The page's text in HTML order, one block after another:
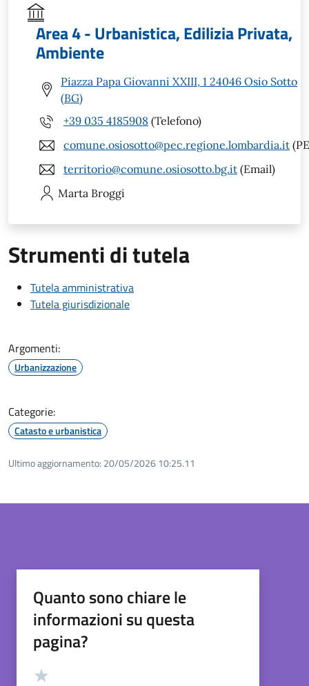
Area 4 - Urbanistica, Edilizia Privata,
Ambiente
Piazza Papa Giovanni XXIII, 1 24046 Osio Sotto
(BG)
+39 035 4185908 (Telefono)
comune.osiosotto@pec.regione.lombardia.it
territorio@comune.osiosotto.bg.it (Email)
Marta Broggi
Strumenti di tutela
Tutela amministrativa
Tutela giurisdizionale
Argomenti:
Urbanizzazione
Categorie:
Catasto e urbanistica
Ultimo aggiornamento: 20/05/2026 10:25.11
Quanto sono chiare le
informazioni su questa
pagina?
Valutazione